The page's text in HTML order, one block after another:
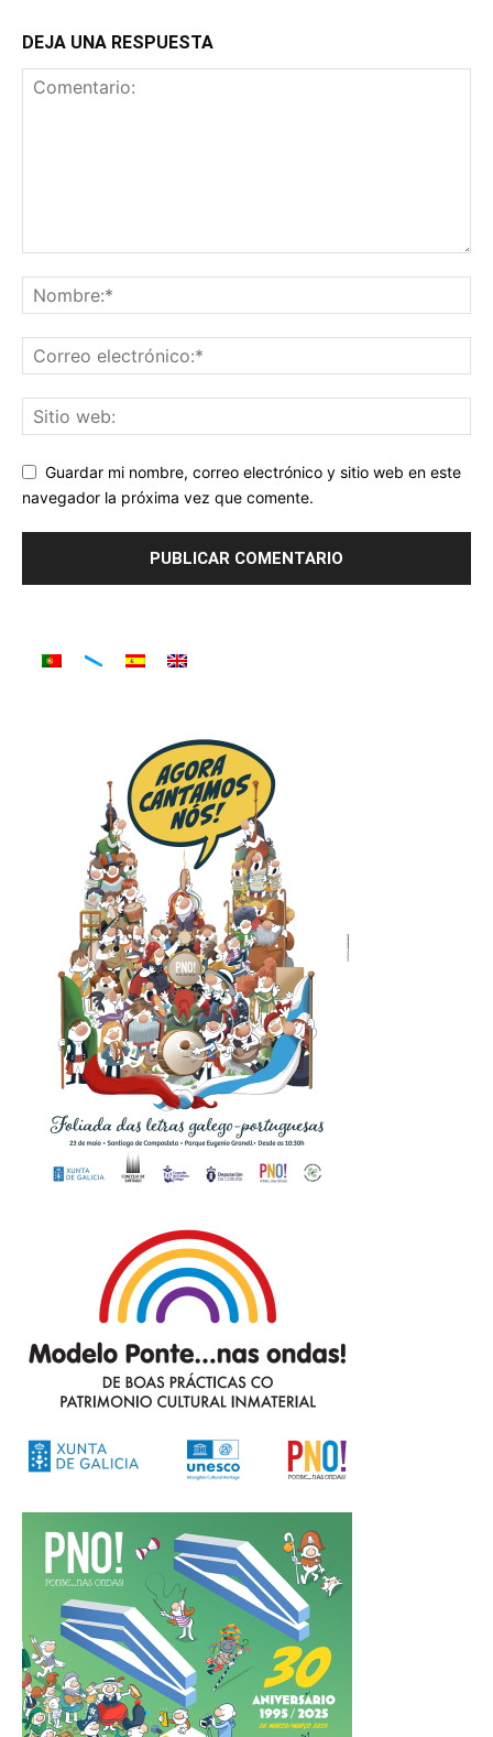
DEJA UNA RESPUESTA
Guardar mi nombre, correo electrónico y sitio web en este
navegador la próxima vez que comente.